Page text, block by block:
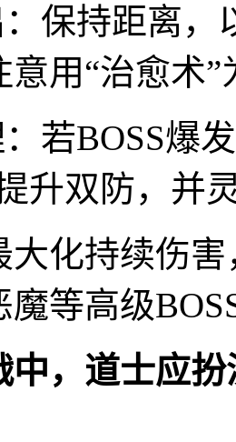
保持距离，
意用“治愈术
若BOSS爆
升双防，并
大化持续伤
等高级
中，道士应